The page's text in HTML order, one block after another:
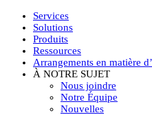
Services
Solutions
Produits
Ressources
Arrangements en matière
À NOTRE SUJET
Nous joindre
Notre Équipe
Nouvelles